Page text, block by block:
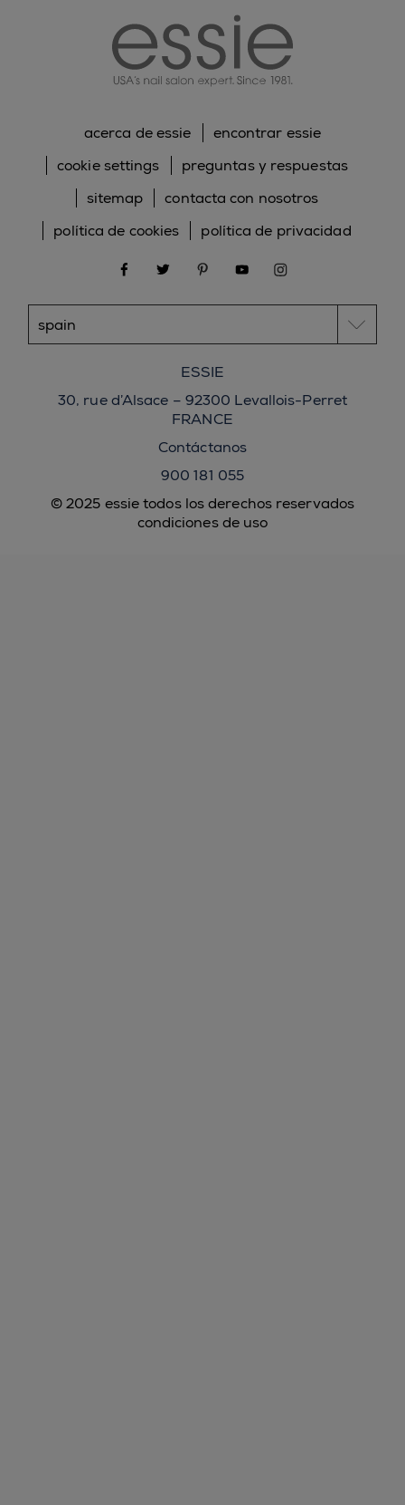
© 2025 essie todos los derechos reservados
condiciones de uso
acerca de essie
encontrar essie
cookie settings
preguntas y respuestas
sitemap
contacta con nosotros
política de cookies
política de privacidad
facebooktwitter pinterestyoutubeinstagram
ESSIE
30, rue d’Alsace – 92300 Levallois-Perret
FRANCE
Contáctanos
900 181 055